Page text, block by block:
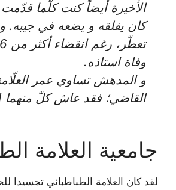
الأخيرة أيضاً كنت كلّما
كان يفلقه و يضعه في جيبه.
وفاة استاذه.
و المدهش تساوي عمر
القاضي؛ فقد عاش كلّ منهما 81 سنة.
جامعية العلامة
لقد كان العلامة الطباطبائي تجسيدا